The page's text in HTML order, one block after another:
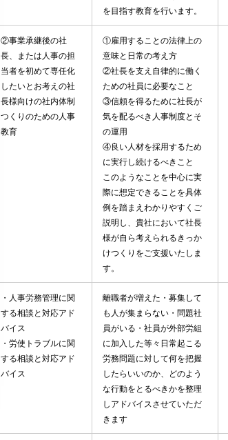
を目指す教育を行います。
②事業承継後の社
長、または人事の担
当者を初めて専任化
したいとお考えの社
長様向けの社内体制
つくりのための人事
教育
①雇用することの法律上の
意味と日常の考え方
②社長を支え自律的に働く
ための社員に必要なこと
③信頼を得るために社長が
気を配るべき人事制度とそ
の運用
④良い人材を採用するため
に実行し続けるべきこと
このようなことを中心に実
際に想定できることを具体
例を踏まえわかりやすくご
説明し、貴社において社長
様が自ら考えられるきっか
けつくりをご支援いたしま
す。
・人事労務管理に関
する相談と対応アド
バイス
・労使トラブルに関
する相談と対応アド
バイス
離職者が増えた・募集して
も人が集まらない・問題社
員がいる・社員が外部労組
に加入した等々日常起こる
労務問題に対して何を把握
したらいいのか、どのよう
な行動をとるべきかを整理
しアドバイスさせていただ
きます